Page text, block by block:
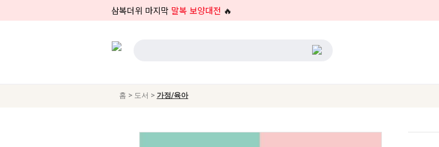
삼복더위 마지막 말복 보양대전 🔥
홈 > 도서 > 가정/육아